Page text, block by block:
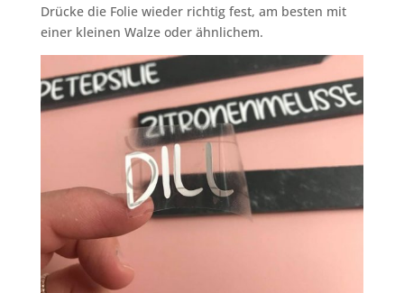
Drücke die Folie wieder richtig fest, am besten mit
einer kleinen Walze oder ähnlichem.